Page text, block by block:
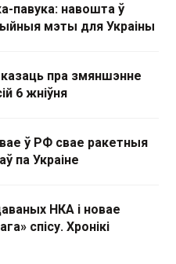
павука: навошта ў
мэты для Украіны
пра змяншэнне
6 жніўня
ў РФ свае ракетныя
па Украіне
НКА і новае
спісу. Хронікі